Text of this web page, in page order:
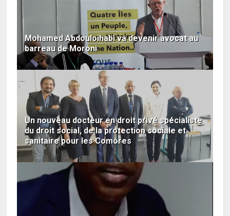
Mohamed Abdouloihabi va devenir avocat au
barreau de Moroni
Un nouveau docteur en droit privé spécialiste
du droit social, de la protection sociale et
sanitaire pour les Comores